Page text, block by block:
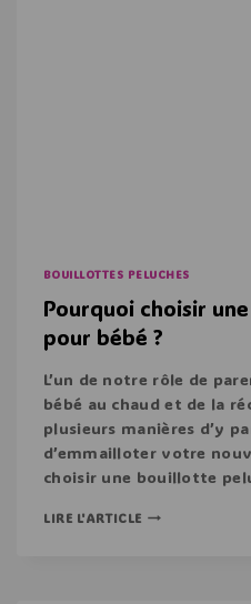
BOUILLOTTES PELUCHES
Pourquoi choisir
pour bébé ?
L’un de notre rôle de
bébé au chaud et de la
plusieurs manières d’y
d’emmailloter votre
choisir une bouillotte
LIRE L'ARTICLE